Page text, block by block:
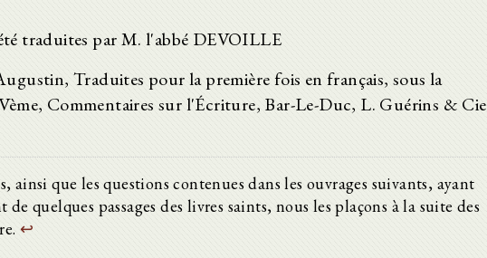
traduites par M. l'abbé DEVOILLE
Traduites pour la première fois en français, sous la
Commentaires sur l'Écriture, Bar-Le-Duc, L. Guérins & Cie
ainsi que les questions contenues dans les ouvrages suivants, ayant
quelques passages des livres saints, nous les plaçons à la suite des
↩